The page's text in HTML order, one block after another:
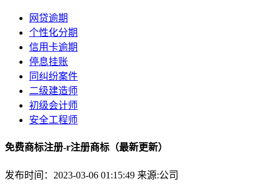
网贷逾期
个性化分期
信用卡逾期
停息挂账
同纠纷案件
二级建造师
初级会计师
安全工程师
免费商标注册-r注册商标（最新更新）
发布时间：2023-03-06 01:15:49 来源:公司